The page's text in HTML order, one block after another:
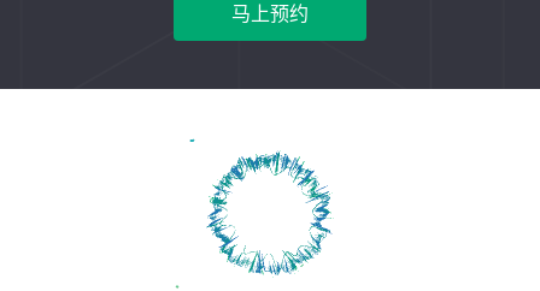
马上预约